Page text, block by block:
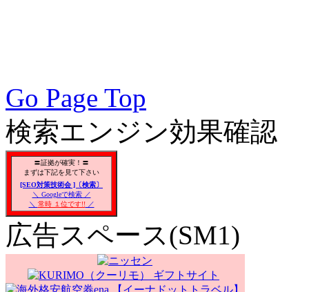
Go Page Top
検索エンジン効果確認
〓証拠が確実！〓
まずは下記を見て下さい
[SEO対策技術会 ]〔検索〕
＼ Googleで検索 ／
＼ 常時 １位です!!／
広告スペース(SM1)